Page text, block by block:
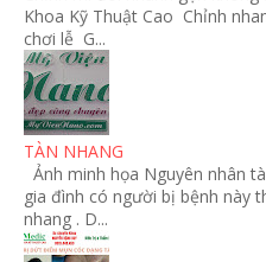
Khoa Kỹ Thuật Cao Chỉnh
chơi lễ G...
TÀN NHANG
Ảnh minh họa Nguyên nhân
gia đình có người bị bệnh này
nhang . D...